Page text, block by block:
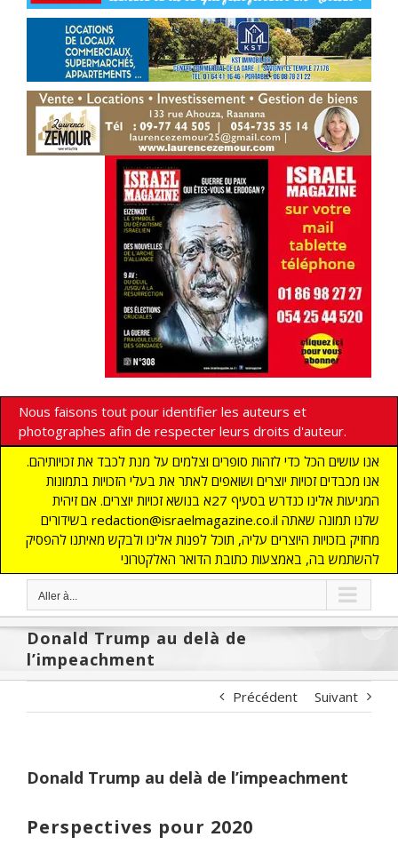
Nous faisons tout pour identifier les auteurs et
photographes afin de respecter leurs droits d'auteur.
אנו עושים הכל כדי לזהות סופרים וצלמים על מנת לכבד את זכויותיהם.
אנו מכבדים זכויות יוצרים ושואפים לאתר את בעלי הזכויות בתמונות
המגיעות אלינו כנדרש בסעיף 27א בנושא זכויות יוצרים. אם זיהית
בשידורים redaction@israelmagazine.co.il שלנו תמונה שאתה
מחזיק בזכויות היוצרים עליה, תוכל לפנות אלינו ולבקש מאיתנו להפסיק
להשתמש בה, באמצעות כתובת הדואר האלקטרוני
Aller à...
Donald Trump au delà de
l’impeachment
Précédent Suivant
Donald Trump au delà de l’impeachment
Perspectives pour 2020